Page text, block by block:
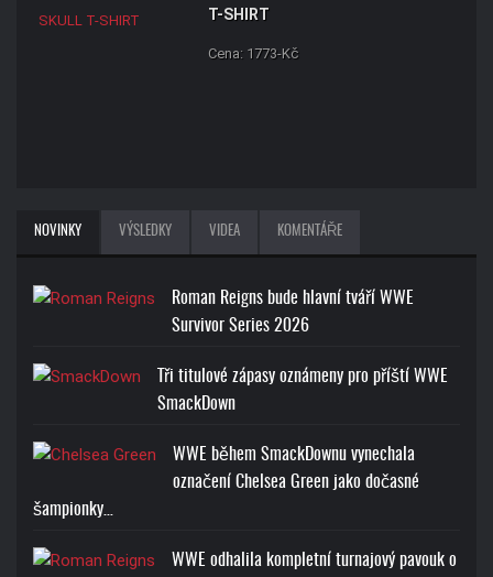
T-SHIRT
Cena: 1773-Kč
NOVINKY VÝSLEDKY VIDEA KOMENTÁŘE
Roman Reigns bude hlavní tváří WWE
Survivor Series 2026
Tři titulové zápasy oznámeny pro příští WWE
SmackDown
WWE během SmackDownu vynechala
označení Chelsea Green jako dočasné
šampionky…
WWE odhalila kompletní turnajový pavouk o